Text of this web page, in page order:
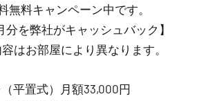
無料キャンペーン中です。
分を弊社がキャッシュバック】
はお部屋により異なります。
置式）月額33,000円